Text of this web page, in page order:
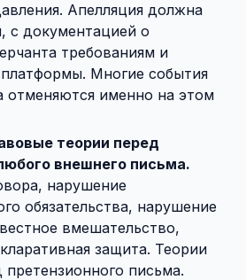
Апелляция должна
с документацией о
требованиям и
Многие события
отменяются именно на этом
теории перед
внешнего письма.
нарушение
обязательства, нарушение
вмешательство,
защита. Теории
письма.